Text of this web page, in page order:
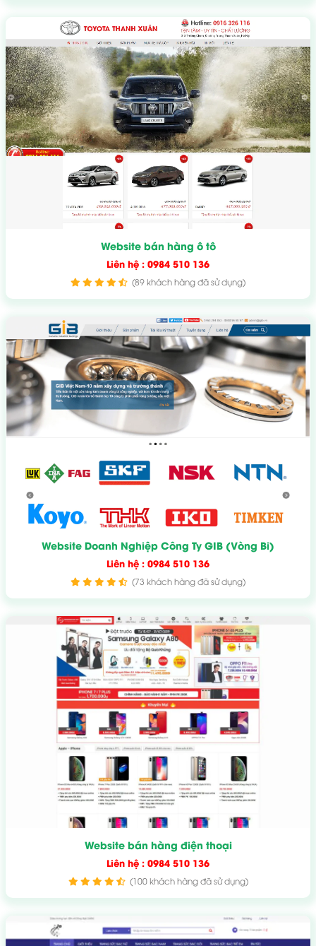
Website bán hàng ô tô
Liên hệ : 0984 510 136
(89 khách hàng đã sử dụng)
Website Doanh Nghiệp Công Ty GIB (Vòng Bi)
Liên hệ : 0984 510 136
(73 khách hàng đã sử dụng)
Website bán hàng điện thoại
Liên hệ : 0984 510 136
(100 khách hàng đã sử dụng)